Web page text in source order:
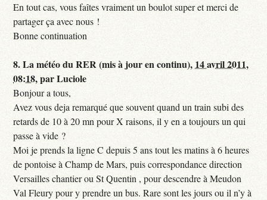
En tout cas, vous faîtes vraiment un boulot super et merci de
partager ça avec nous !
Bonne continuation
8.La météo du RER (mis à jour en continu), 14 avril 2011,
08:18,parLuciole
Bonjour a tous,
Avez vous deja remarqué que souvent quand un train subi des
retards de 10 à 20 mn pour X raisons, il y en a toujours un qui
passe à vide ?
Moi je prends la ligne C depuis 5 ans tout les matins à 6 heures
de pontoise à Champ de Mars, puis correspondance direction
Versailles chantier ou St Quentin , pour descendre à Meudon
Val Fleury pour y prendre un bus. Rare sont les jours ou il n’y à